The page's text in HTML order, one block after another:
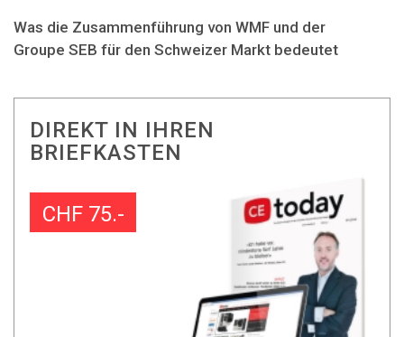
Was die Zusammenführung von WMF und der
Groupe SEB für den Schweizer Markt bedeutet
DIREKT IN IHREN
BRIEFKASTEN
CHF 75.-